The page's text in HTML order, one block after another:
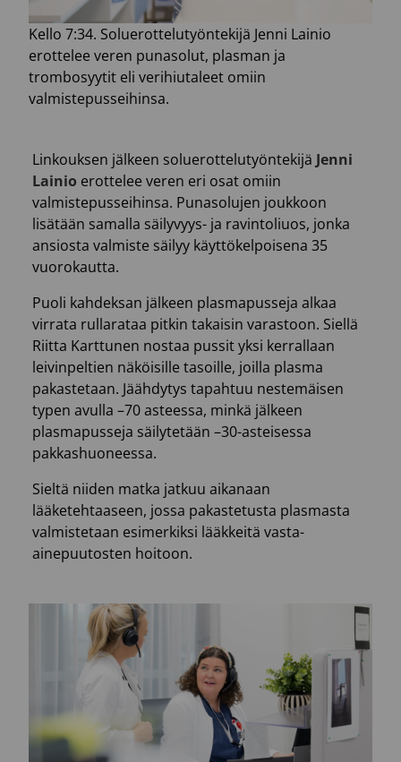
Kello 7:34. Soluerottelutyöntekijä Jenni Lainio
erottelee veren punasolut, plasman ja
trombosyytit eli verihiutaleet omiin
valmistepusseihinsa.
Linkouksen jälkeen soluerottelutyöntekijä Jenni
Lainio erottelee veren eri osat omiin
valmistepusseihinsa. Punasolujen joukkoon
lisätään samalla säilyvyys- ja ravintoliuos, jonka
ansiosta valmiste säilyy käyttökelpoisena 35
vuorokautta.
Puoli kahdeksan jälkeen plasmapusseja alkaa
virrata rullarataa pitkin takaisin varastoon. Siellä
Riitta Karttunen nostaa pussit yksi kerrallaan
leivinpeltien näköisille tasoille, joilla plasma
pakastetaan. Jäähdytys tapahtuu nestemäisen
typen avulla –70 asteessa, minkä jälkeen
plasmapusseja säilytetään –30-asteisessa
pakkashuoneessa.
Sieltä niiden matka jatkuu aikanaan
lääketehtaaseen, jossa pakastetusta plasmasta
valmistetaan esimerkiksi lääkkeitä vasta-
ainepuutosten hoitoon.